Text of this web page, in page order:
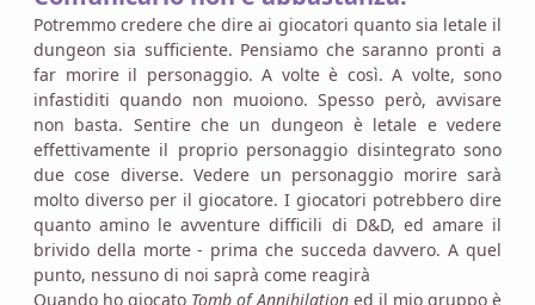
Potremmo credere che dire ai giocatori quanto sia letale il
dungeon sia sufficiente. Pensiamo che saranno pronti a
far morire il personaggio. A volte è così. A volte, sono
infastiditi quando non muoiono. Spesso però, avvisare
non basta. Sentire che un dungeon è letale e vedere
effettivamente il proprio personaggio disintegrato sono
due cose diverse. Vedere un personaggio morire sarà
molto diverso per il giocatore. I giocatori potrebbero dire
quanto amino le avventure difficili di D&D, ed amare il
brivido della morte - prima che succeda davvero. A quel
punto, nessuno di noi saprà come reagirà
Quando ho giocato Tomb of Annihilationed il mio gruppo è